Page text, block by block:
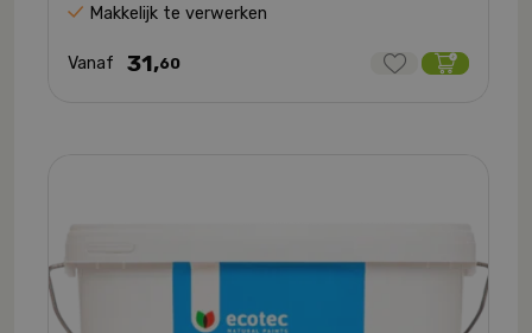
Makkelijk te verwerken
Vanaf 31,60